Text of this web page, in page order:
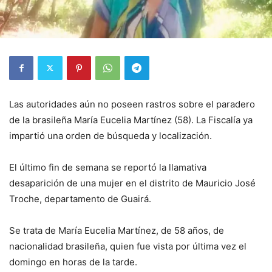
Las autoridades aún no poseen rastros sobre el paradero
de la brasileña María Eucelia Martínez (58). La Fiscalía ya
impartió una orden de búsqueda y localización.
El último fin de semana se reportó la llamativa
desaparición de una mujer en el distrito de Mauricio José
Troche, departamento de Guairá.
Se trata de María Eucelia Martínez, de 58 años, de
nacionalidad brasileña, quien fue vista por última vez el
domingo en horas de la tarde.